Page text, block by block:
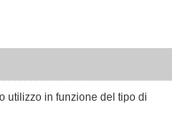
utilizzo in funzione del tipo di